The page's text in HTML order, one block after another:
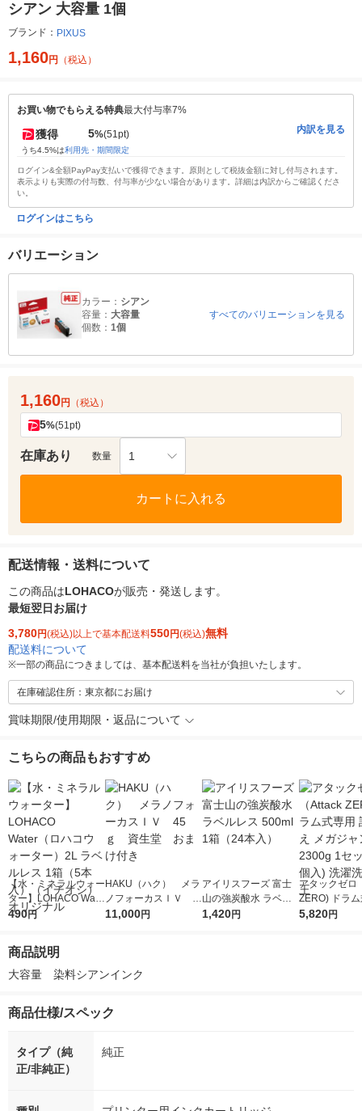
シアン 大容量 1個
ブランド： PIXUS
1,160円 （税込）
お買い物でもらえる特典最大付与率7%
獲得 5%(51pt)
うち4.5%は利用先・期間限定
内訳を見る
ログイン&全額PayPay支払いで獲得できます。原則として税抜金額に対し付与されます。
表示よりも実際の付与数、付与率が少ない場合があります。詳細は内訳からご確認くださ
い。
ログインはこちら
バリエーション
カラー： シアン
容量： 大容量
個数： 1個
すべてのバリエーションを見る
1,160円 （税込）
5%(51pt)
在庫あり 数量 1
カートに入れる
配送情報・送料について
この商品はLOHACOが販売・発送します。
最短翌日お届け
3,780円(税込)以上で基本配送料550円(税込)無料
配送料について
※一部の商品につきましては、基本配送料を当社が負担いたします。
在庫確認住所：東京都にお届け
賞味期限/使用期限・返品について
こちらの商品もおすすめ
【水・ミネラルウォー
ター】LOHACO Wate
r（ロハコウォータ
シ） オリジナル
490円
HAKU（ハク） メラ
ノフォーカスＩＶ 4
5ｇ 資生堂 おまけ
11,000円
アイリスフーズ 富士
山の強炭酸水 ラベル
レス 500ml 1箱（24
1,420円
アタックゼロ
ZERO) ドラ
詰め替え メガ
5,820円
商品説明
大容量　染料シアンインク
商品仕様/スペック
タイプ（純
正/非純正）
純正